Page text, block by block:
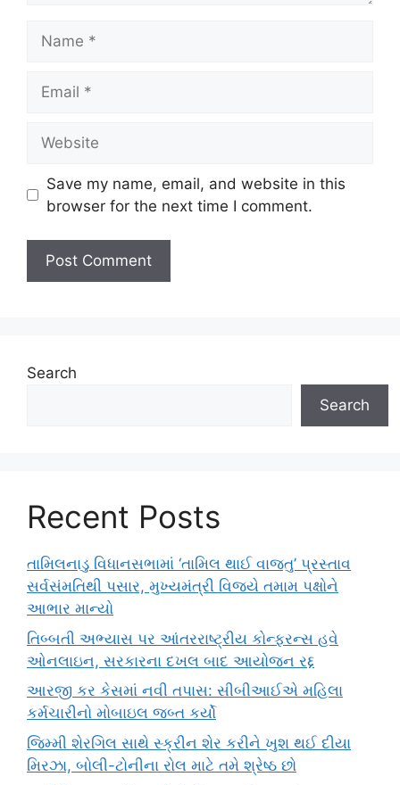
Save my name, email, and website in this
browser for the next time I comment.
Search
Search
Recent Posts
તામિલનાડુ વિધાનસભામાં ‘તામિલ થાઈ વાજ્તુ’ પ્રસ્તાવ
સર્વસંમતિથી પસાર, મુખ્યમંત્રી વિજયે તમામ પક્ષોને
આભાર માન્યો
તિબ્બતી અભ્યાસ પર આંતરરાષ્ટ્રીય કોન્ફરન્સ હવે
ઓનલાઇન, સરકારના દખલ બાદ આયોજન રદ્દ
આરજી કર કેસમાં નવી તપાસ: સીબીઆઈએ મહિલા
કર્મચારીનો મોબાઇલ જબ્ત કર્યો
જિમ્મી શેરગિલ સાથે સ્ક્રીન શેર કરીને ખુશ થઈ દીયા
મિરઝા, બોલી-ટોનીના રોલ માટે તમે શ્રેષ્ઠ છો